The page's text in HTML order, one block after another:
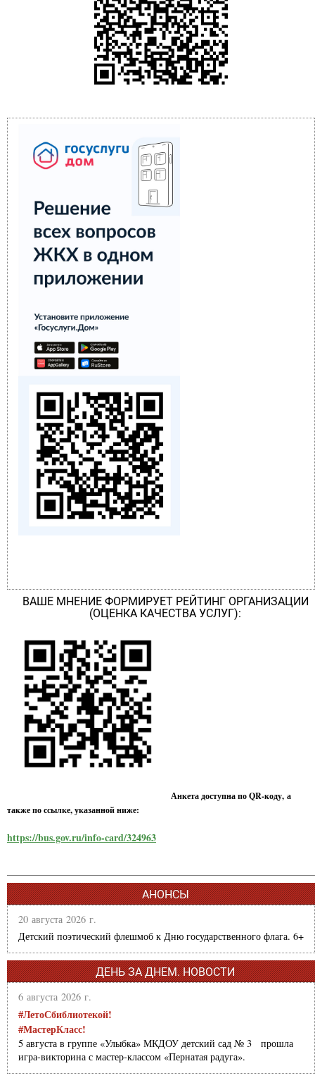
ВАШЕ МНЕНИЕ ФОРМИРУЕТ РЕЙТИНГ ОРГАНИЗАЦИИ
(ОЦЕНКА КАЧЕСТВА УСЛУГ):
Анкета доступна по QR-коду, а
также по ссылке, указанной ниже:
https://bus.gov.ru/info-card/324963
АНОНСЫ
20 августа 2026 г.
Детский поэтический флешмоб к Дню государственного флага. 6+
ДЕНЬ ЗА ДНЕМ. НОВОСТИ
6 августа 2026 г.
#ЛетоСбиблиотекой!
#МастерКласс!
5 августа в группе «Улыбка» МКДОУ детский сад № 3 прошла
игра-викторина с мастер-классом «Пернатая радуга».